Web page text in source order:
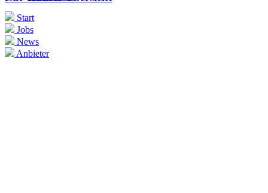
Start
Jobs
News
Anbieter